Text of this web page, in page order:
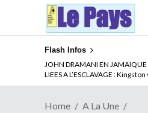
Flash Infos
JOHN DRAMANI EN
LIEES A L’ESCLAVAGE :
ABSENCE PROLONGEE DE
Qui pilote le Cameroun ?
Home
A La Une